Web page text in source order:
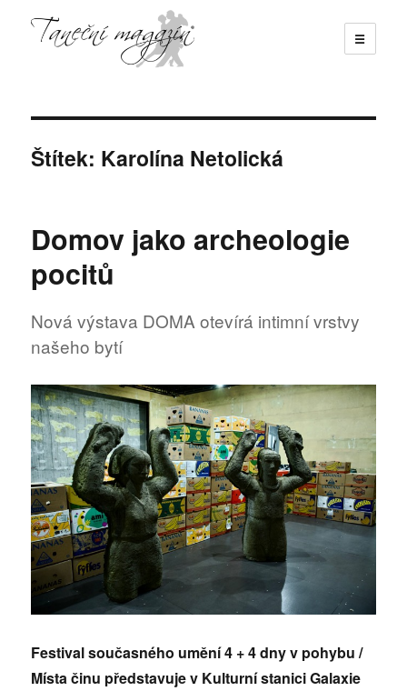
☰
Štítek: Karolína Netolická
Domov jako archeologie
pocitů
Nová výstava DOMA otevírá intimní vrstvy
našeho bytí
Festival současného umění 4 + 4 dny v pohybu /
Místa činu představuje v Kulturní stanici Galaxie